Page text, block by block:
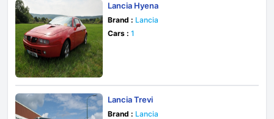
Lancia Hyena
Brand : Lancia
Cars : 1
Lancia Trevi
Brand : Lancia